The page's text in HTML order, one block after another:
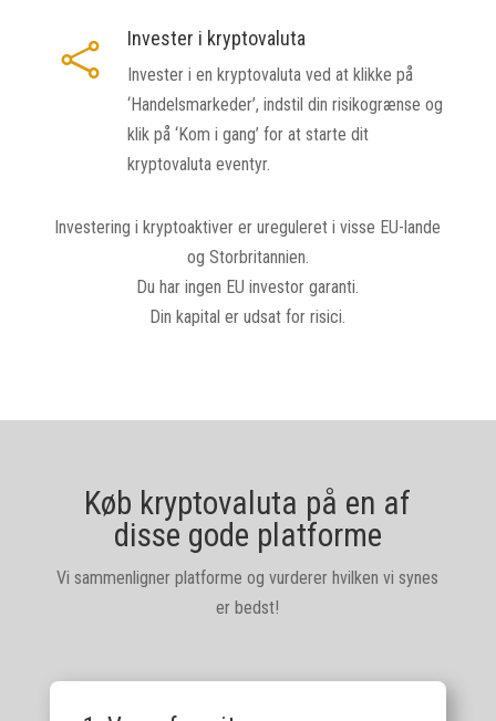
 Invester i kryptovaluta
Invester i en kryptovaluta ved at klikke på
‘Handelsmarkeder’, indstil din risikogrænse og
klik på ‘Kom i gang’ for at starte dit
kryptovaluta eventyr.
Investering i kryptoaktiver er ureguleret i visse EU-lande
og Storbritannien.
Du har ingen EU investor garanti.
Din kapital er udsat for risici.
Køb kryptovaluta på en af
disse gode platforme
Vi sammenligner platforme og vurderer hvilken vi synes
er bedst!